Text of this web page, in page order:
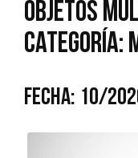
OBJETOS
CATEGORÍA:
FECHA: 10/